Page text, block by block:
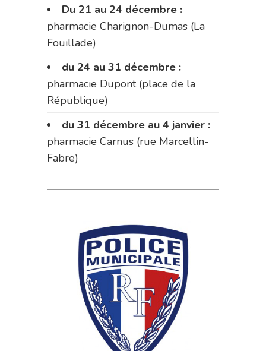
Du 21 au 24 décembre :
pharmacie Charignon-Dumas (La
Fouillade)
du 24 au 31 décembre :
pharmacie Dupont (place de la
République)
du 31 décembre au 4 janvier :
pharmacie Carnus (rue Marcellin-
Fabre)